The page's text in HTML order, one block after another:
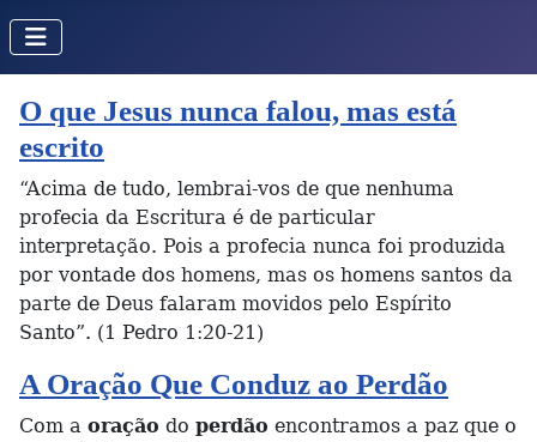
O que Jesus nunca falou, mas está
escrito
“Acima de tudo, lembrai-vos de que nenhuma
profecia da Escritura é de particular
interpretação. Pois a profecia nunca foi produzida
por vontade dos homens, mas os homens santos da
parte de Deus falaram movidos pelo Espírito
Santo”. (1 Pedro 1:20-21)
A Oração Que Conduz ao Perdão
Com a oração do perdão encontramos a paz que o